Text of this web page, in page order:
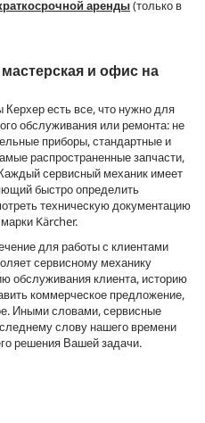
аренды(только в
и офис на
есть все, что нужно для
обслуживания или ремонта: не
приборы, стандартные и
распространенные запчасти,
сервисный механик имеет
быстро определить
техническую документацию
Kärcher.
для работы с клиентами
сервисному механику
обслуживания клиента, историю
коммерческое предложение,
Иными словами, сервисные
слову нашего времени
решения Вашей задачи.